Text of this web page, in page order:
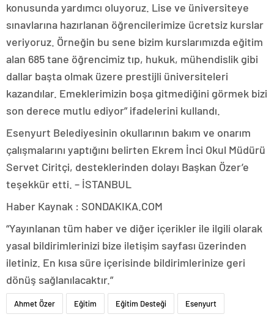
konusunda yardımcı oluyoruz. Lise ve üniversiteye
sınavlarına hazırlanan öğrencilerimize ücretsiz kurslar
veriyoruz. Örneğin bu sene bizim kurslarımızda eğitim
alan 685 tane öğrencimiz tıp, hukuk, mühendislik gibi
dallar başta olmak üzere prestijli üniversiteleri
kazandılar. Emeklerimizin boşa gitmediğini görmek bizi
son derece mutlu ediyor” ifadelerini kullandı.
Esenyurt Belediyesinin okullarının bakım ve onarım
çalışmalarını yaptığını belirten Ekrem İnci Okul Müdürü
Servet Ciritçi, desteklerinden dolayı Başkan Özer’e
teşekkür etti. – İSTANBUL
Haber Kaynak : SONDAKIKA.COM
“Yayınlanan tüm haber ve diğer içerikler ile ilgili olarak
yasal bildirimlerinizi bize iletişim sayfası üzerinden
iletiniz. En kısa süre içerisinde bildirimlerinize geri
dönüş sağlanılacaktır.”
Ahmet Özer Eğitim Eğitim Desteği Esenyurt